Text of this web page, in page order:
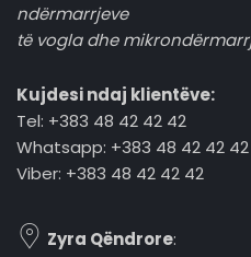
ndërmarrjeve
të vogla dhe
Kujdesi ndaj klientëve:
Tel: +383 48 42 42 42
Whatsapp: +383 48 42 42 42
Viber: +383 48 42 42 42
Zyra Qëndrore: